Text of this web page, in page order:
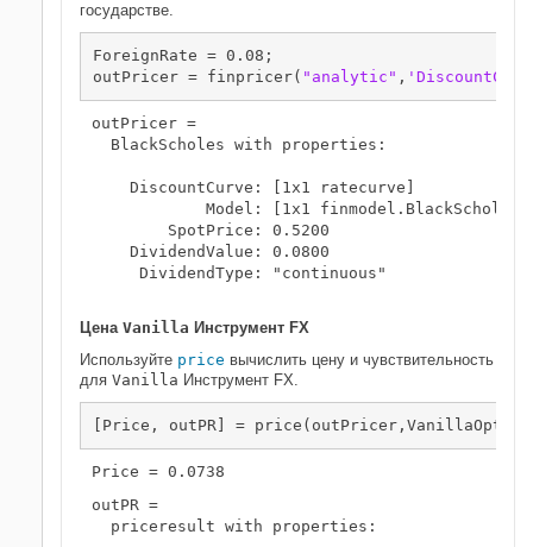
государстве.
ForeignRate = 0.08;
outPricer = finpricer( "analytic" ,
outPricer =
  BlackScholes with properties:
    DiscountCurve: [1x1 ratecurve]
            Model: [1x1 finmodel.BlackScholes]
        SpotPrice: 0.5200
    DividendValue: 0.0800
     DividendType: "continuous"
Цена Vanilla Инструмент FX
Используйте price вычислить цену и чувствительность
для Vanilla Инструмент FX.
[Price, outPR] = price(outPricer,VanillaOpt,[
outPR =
  priceresult with properties: